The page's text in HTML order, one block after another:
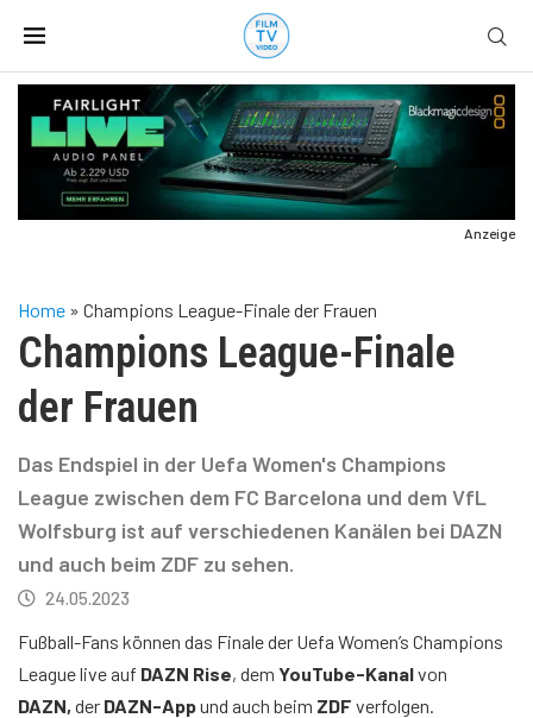
Anzeige
Home » Champions League-Finale der Frauen
Champions League-Finale
der Frauen
Das Endspiel in der Uefa Women's Champions
League zwischen dem FC Barcelona und dem VfL
Wolfsburg ist auf verschiedenen Kanälen bei DAZN
und auch beim ZDF zu sehen.
24.05.2023
Fußball-Fans können das Finale der Uefa Women’s Champions
League live auf DAZN Rise, dem YouTube-Kanalvon
DAZN, der DAZN-Appund auch beim ZDF verfolgen.